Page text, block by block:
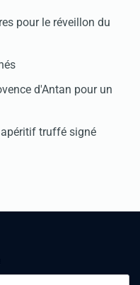
pour le réveillon du
d'Antan pour un
apéritif truffé signé